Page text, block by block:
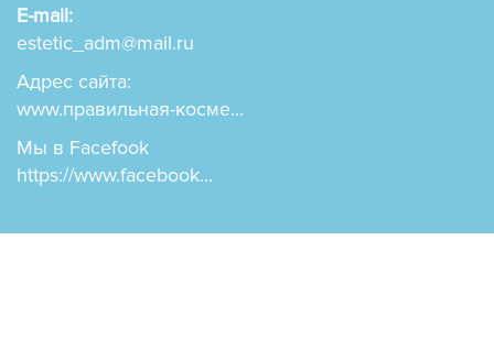
E-mail:
estetic_adm@mail.ru
Адрес сайта:
www.правильная-косме...
Мы в Facefook
https://www.facebook...